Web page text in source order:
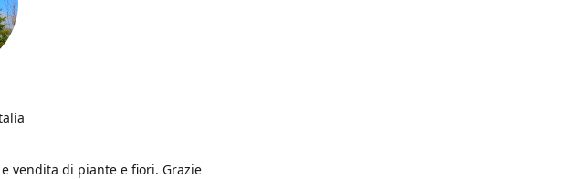
vendita di piante e fiori. Grazie